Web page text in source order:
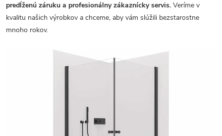
predĺženú záruku a profesionálny zákaznícky servis. Veríme v
kvalitu našich výrobkov a chceme, aby vám slúžili bezstarostne
mnoho rokov.